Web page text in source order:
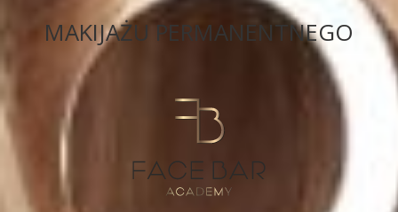
MAKIJAŻU PERMANENTNEGO